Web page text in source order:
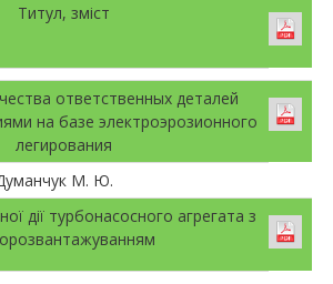
Титул, зміст
ответственных деталей
на базе электроэрозионного
легирования
М. Ю.
дії турбонасосного агрегата з